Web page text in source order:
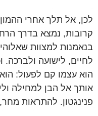
לכן, אל תלך אחרי
קרובות, נמצא בדרך
בנאמנות למצוות
לחיים, לישועה ולברכה.
הוא עצמו קם לפעול:
אותך אל הבן למחילה
פנינגטון. להתראות